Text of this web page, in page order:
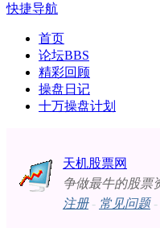
快捷导航
首页
论坛BBS
精彩回顾
操盘日记
十万操盘计划
天机股票网
争做最牛的股票
注册- 常见问题-